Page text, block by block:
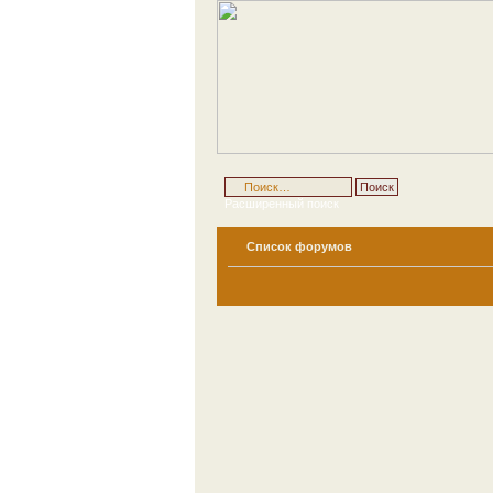
Расширенный поиск
Список форумов